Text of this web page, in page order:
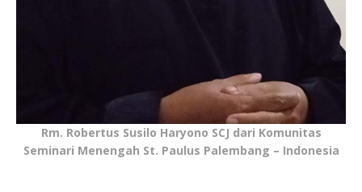
Rm. Robertus Susilo Haryono SCJ dari Komunitas
Seminari Menengah St. Paulus Palembang – Indonesia